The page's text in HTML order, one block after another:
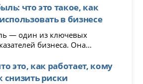
что это такое, как
в бизнесе
— один из ключевых
бизнеса. Она...
это, как работает, кому
снизить риски